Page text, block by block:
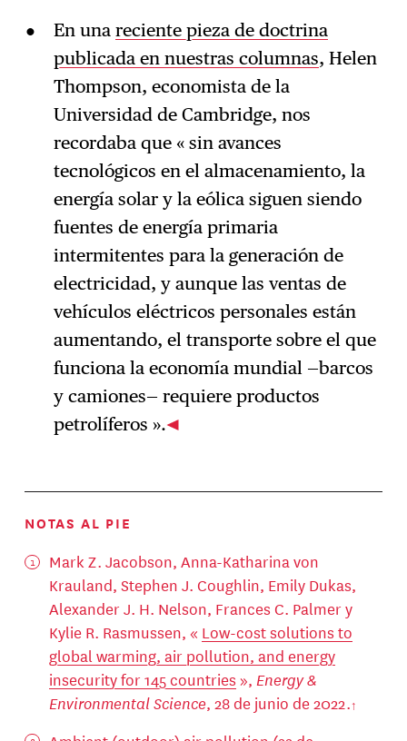
En una reciente pieza de doctrina
publicada en nuestras columnas, Helen
Thompson, economista de la
Universidad de Cambridge, nos
recordaba que « sin avances
tecnológicos en el almacenamiento, la
energía solar y la eólica siguen siendo
fuentes de energía primaria
intermitentes para la generación de
electricidad, y aunque las ventas de
vehículos eléctricos personales están
aumentando, el transporte sobre el que
funciona la economía mundial —barcos
y camiones— requiere productos
petrolíferos ».
NOTAS AL PIE
Mark Z. Jacobson, Anna-Katharina von
Krauland, Stephen J. Coughlin, Emily Dukas,
Alexander J. H. Nelson, Frances C. Palmer y
Kylie R. Rasmussen, « Low-cost solutions to
global warming, air pollution, and energy
insecurity for 145 countries », Energy &
Environmental Science, 28 de junio de 2022.